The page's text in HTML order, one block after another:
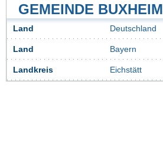
GEMEINDE BUXHEIM
Land Deutschland
Land Bayern
Landkreis Eichstätt